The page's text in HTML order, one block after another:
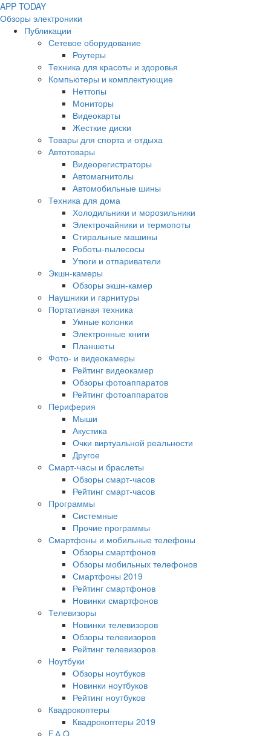
APP TODAY
Обзоры электроники
Публикации
Сетевое оборудование
Роутеры
Техника для красоты и здоровья
Компьютеры и комплектующие
Неттопы
Мониторы
Видеокарты
Жесткие диски
Товары для спорта и отдыха
Автотовары
Видеорегистраторы
Автомагнитолы
Автомобильные шины
Техника для дома
Холодильники и морозильники
Электрочайники и термопоты
Стиральные машины
Роботы-пылесосы
Утюги и отпариватели
Экшн-камеры
Обзоры экшн-камер
Наушники и гарнитуры
Портативная техника
Умные колонки
Электронные книги
Планшеты
Фото- и видеокамеры
Рейтинг видеокамер
Обзоры фотоаппаратов
Рейтинг фотоаппаратов
Периферия
Мыши
Акустика
Очки виртуальной реальности
Другое
Смарт-часы и браслеты
Обзоры смарт-часов
Рейтинг смарт-часов
Программы
Системные
Прочие программы
Смартфоны и мобильные телефоны
Обзоры смартфонов
Обзоры мобильных телефонов
Смартфоны 2019
Рейтинг смартфонов
Новинки смартфонов
Телевизоры
Новинки телевизоров
Обзоры телевизоров
Рейтинг телевизоров
Ноутбуки
Обзоры ноутбуков
Новинки ноутбуков
Рейтинг ноутбуков
Квадрокоптеры
Квадрокоптеры 2019
F.А.Q.